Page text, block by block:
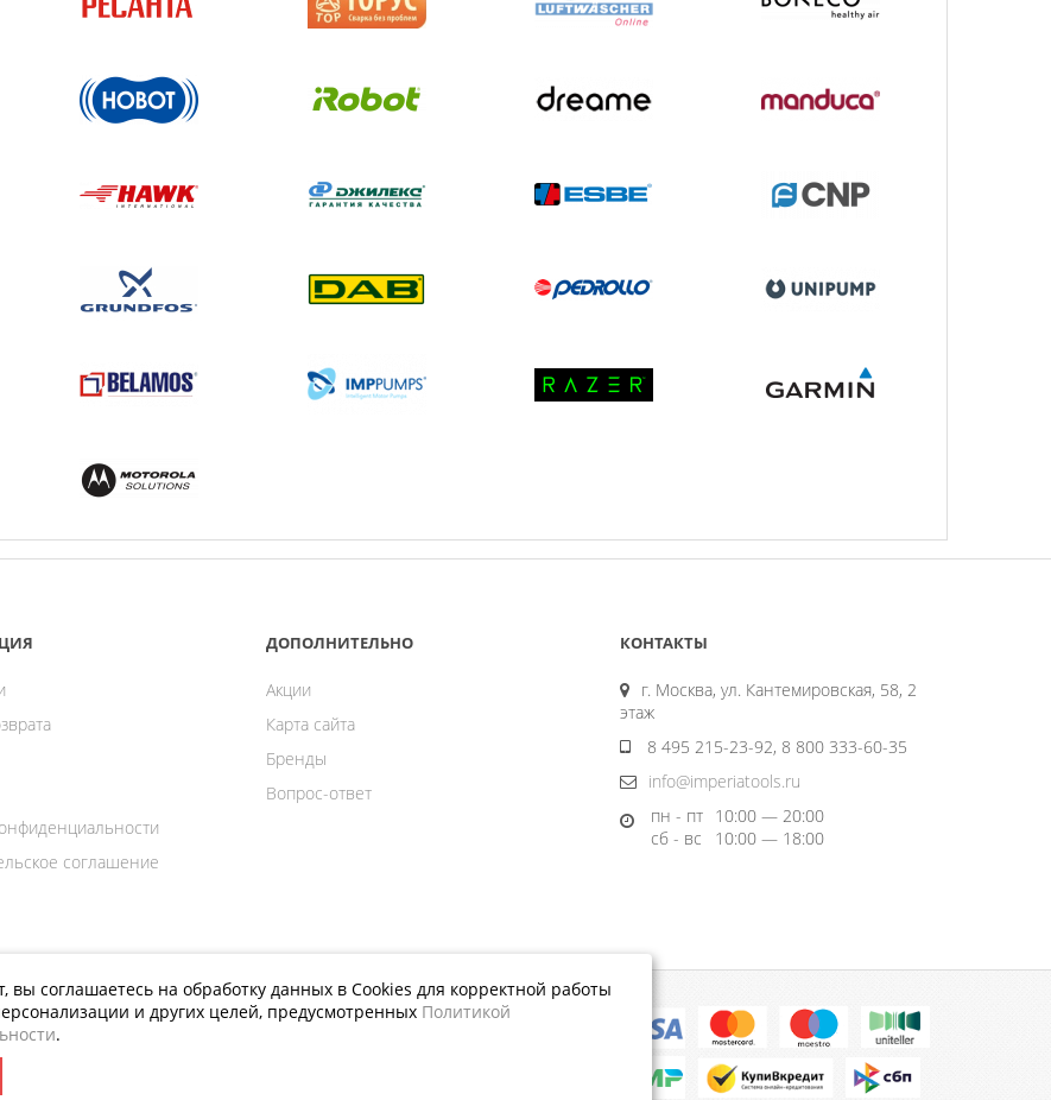
соглашение
ДОПОЛНИТЕЛЬНО
Акции
Карта сайта
Бренды
Вопрос-ответ
КОНТАКТЫ
г. Москва, ул. Кантемировская, 58, 2
этаж
8 495 215-23-92, 8 800 333-60-35
info@imperiatools.ru
пн - пт
10:00 — 20:00
сб - вс
10:00 — 18:00
ПРИСОЕДИНЯЙТЕСЬ К НАМ
вы соглашаетесь на обработку данных в Cookies для корректной работы
и других целей, предусмотренных Политикой
.